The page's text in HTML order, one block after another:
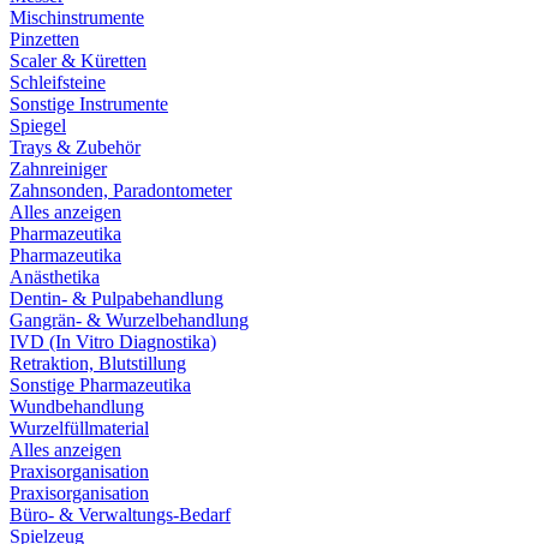
Mischinstrumente
Pinzetten
Scaler & Küretten
Schleifsteine
Sonstige Instrumente
Spiegel
Trays & Zubehör
Zahnreiniger
Zahnsonden, Paradontometer
Alles anzeigen
Pharmazeutika
Pharmazeutika
Anästhetika
Dentin- & Pulpabehandlung
Gangrän- & Wurzelbehandlung
IVD (In Vitro Diagnostika)
Retraktion, Blutstillung
Sonstige Pharmazeutika
Wundbehandlung
Wurzelfüllmaterial
Alles anzeigen
Praxisorganisation
Praxisorganisation
Büro- & Verwaltungs-Bedarf
Spielzeug